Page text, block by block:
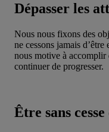
Dépasser les
Nous nous fixons des
ne cessons jamais
nous motive à accomplir
continuer de progresser.
Être sans